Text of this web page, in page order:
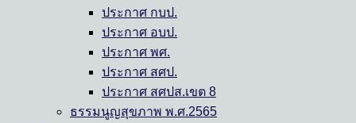
ประกาศ กบป.
ประกาศ อบป.
ประกาศ พศ.
ประกาศ สศป.
ประกาศ สศปส.เขต 8
ธรรมนูญสุขภาพ พ.ศ.2565